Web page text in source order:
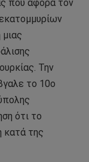
που αφορά τον
Την
το 10ο
ότι το
κατά της